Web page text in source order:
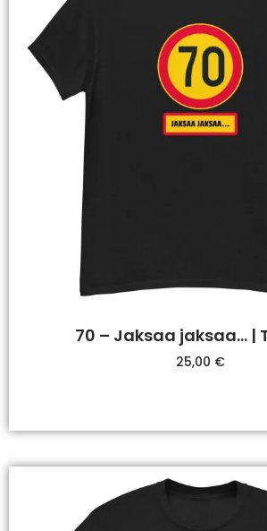
70 – Jaksaa jaksaa… |
25,00 €